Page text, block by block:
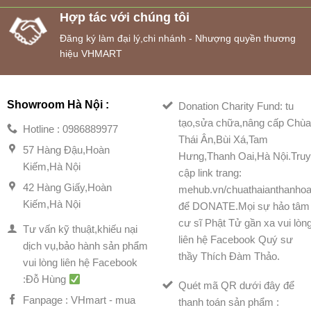
Hợp tác với chúng tôi
Đăng ký làm đại lý,chi nhánh - Nhượng quyền thương
hiệu VHMART
Showroom Hà Nội :
Hotline : 0986889977
57 Hàng Đậu,Hoàn
Kiếm,Hà Nội
42 Hàng Giấy,Hoàn
Kiếm,Hà Nội
Tư vấn kỹ thuật,khiếu nại
dịch vụ,bảo hành sản phẩm
vui lòng liên hệ Facebook
:Đỗ Hùng
Fanpage : VHmart - mua
Donation Charity Fund: tu
tạo,sửa chữa,nâng cấp Chùa
Thái Ân,Bùi Xá,Tam
Hưng,Thanh Oai,Hà Nội.Truy
cập link trang:
mehub.vn/
để DONATE.Mọi sự hảo tâm
cư sĩ Phật Tử gần xa vui
liên hệ Facebook Quý sư
thầy Thích Đàm Thảo.
Quét mã QR dưới đây để
thanh toán sản phẩm :